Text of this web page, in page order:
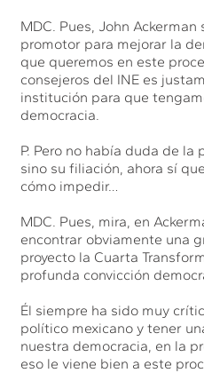
MDC. Pues, John
promotor para mejorar la
que queremos en este
consejeros del INE es
institución para que
democracia.
P. Pero no había duda de la
sino su filiación, ahora sí
cómo impedir…
MDC. Pues, mira, en
encontrar obviamente una
proyecto la Cuarta
profunda convicción
Él siempre ha sido muy
político mexicano y tener
nuestra democracia, en la
eso le viene bien a este